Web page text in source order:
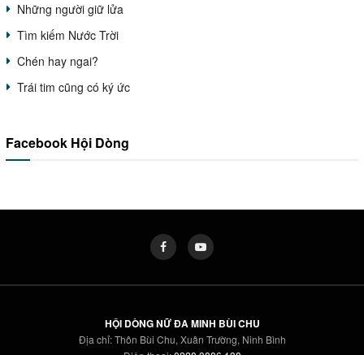
Những người giữ lửa
Tìm kiếm Nước Trời
Chén hay ngai?
Trái tim cũng có ký ức
Facebook Hội Dòng
HỘI DÒNG NỮ ĐA MINH BÙI CHU
Địa chỉ: Thôn Bùi Chu, Xuân Trường, Ninh Bình